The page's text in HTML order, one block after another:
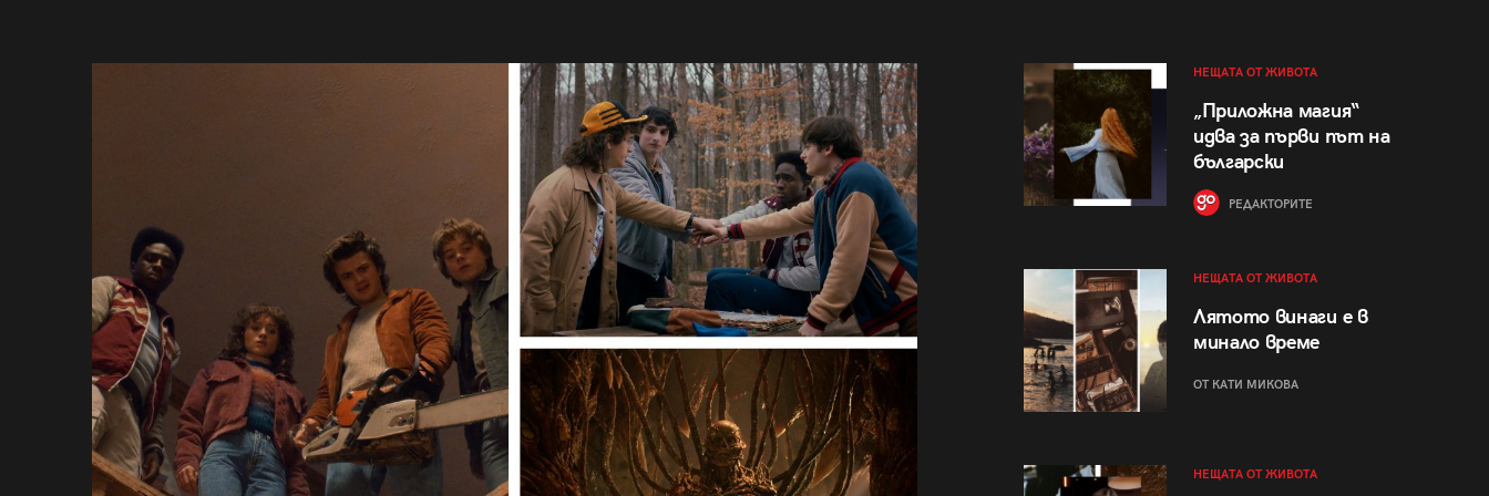
НЕЩАТА ОТ ЖИВОТА
„Приложна магия“
идва за първи път на
български
РЕДАКТОРИТЕ
НЕЩАТА ОТ ЖИВОТА
Лятото винаги е в
минало време
ОТ КАТИ МИКОВА
НЕЩАТА ОТ ЖИВОТА